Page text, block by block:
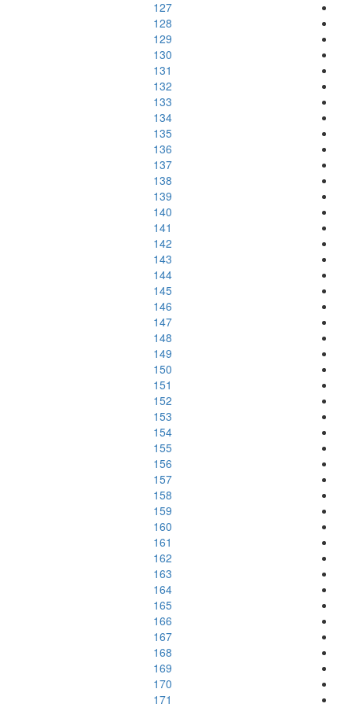
127
128
129
130
131
132
133
134
135
136
137
138
139
140
141
142
143
144
145
146
147
148
149
150
151
152
153
154
155
156
157
158
159
160
161
162
163
164
165
166
167
168
169
170
171